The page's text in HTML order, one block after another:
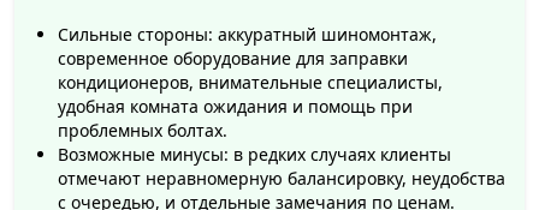
Сильные стороны: аккуратный шиномонтаж,
современное оборудование для заправки
кондиционеров, внимательные специалисты,
удобная комната ожидания и помощь при
проблемных болтах.
Возможные минусы: в редких случаях клиенты
отмечают неравномерную балансировку, неудобства
с очередью, и отдельные замечания по ценам.